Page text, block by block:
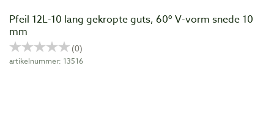
Pfeil 12L-10 lang gekropte guts, 60º V-vorm snede 10
mm
artikelnummer: 13516